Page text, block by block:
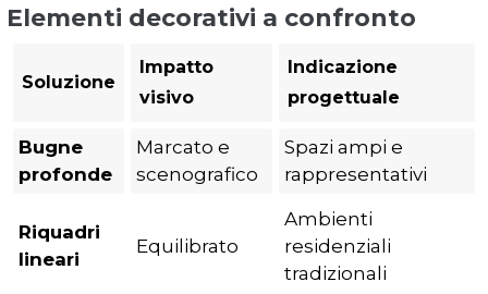
Elementi decorativi a confronto
Soluzione
Impatto
visivo
Indicazione
progettuale
Bugne
profonde
Marcato e
scenografico
Spazi ampi e
rappresentativi
Riquadri
lineari
Equilibrato
Ambienti
residenziali
tradizionali